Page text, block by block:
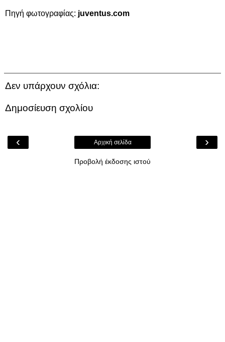
Πηγή φωτογραφίας: juventus.com
Δεν υπάρχουν σχόλια:
Δημοσίευση σχολίου
‹ ›
Αρχική σελίδα
Προβολή έκδοσης ιστού